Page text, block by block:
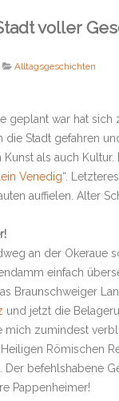
voller
Alltagsgeschichten
geplant war hat
die Stadt gefahren
als auch
Venedig“.
auffielen. Alter
an der
einfach
Braunschweiger
und jetzt die
mich zumindest
Römischen
befehlshabene
Pappenheimer!